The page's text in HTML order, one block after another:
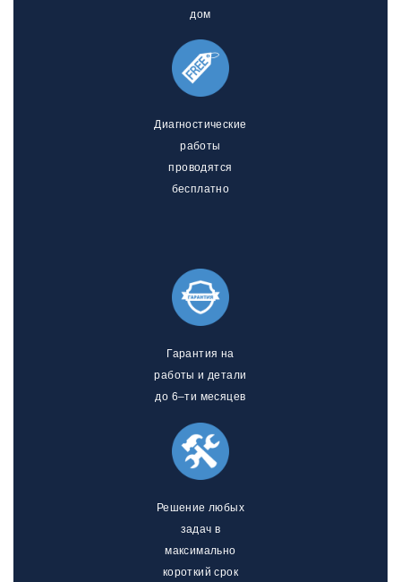
дом
Диагностические
работы
проводятся
бесплатно
Гарантия на
работы и детали
до 6–ти месяцев
Решение любых
задач в
максимально
короткий срок